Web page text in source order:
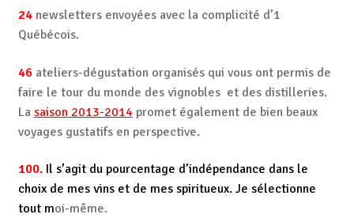
24newsletters envoyées avec la complicité d’1
Québécois.
46ateliers-dégustation organisés qui vous ont permis de
faire le tour du monde des vignobles et des distilleries.
La saison 2013-2014promet également de bien beaux
voyages gustatifs en perspective.
100. Il s’agit du pourcentage d’indépendance dans le
choix de mes vins et de mes spiritueux. Je sélectionne
tout moi-même.